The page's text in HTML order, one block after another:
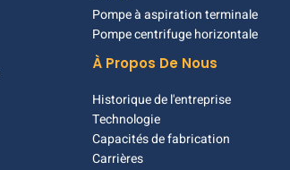
Pompe à aspiration terminale
Pompe centrifuge horizontale
À Propos De Nous
Historique de l'entreprise
Technologie
Capacités de fabrication
Carrières